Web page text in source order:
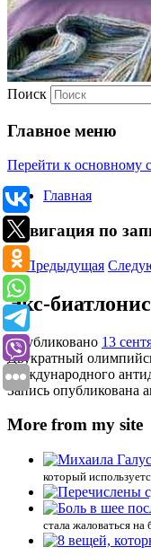
Поиск
Главное меню
Перейти к основному
Главная
Навигация по
←Предыдущая
Экс-
Опубликовано 13
Двукратный
Международного
Запись опубликована
More from my site
который
стала жаловаться